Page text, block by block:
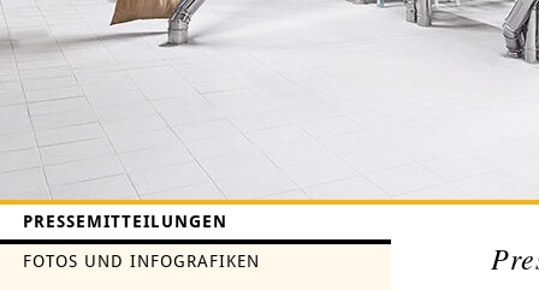
PRESSEMITTEILUNGEN
FOTOS UND INFOGRAFIKEN